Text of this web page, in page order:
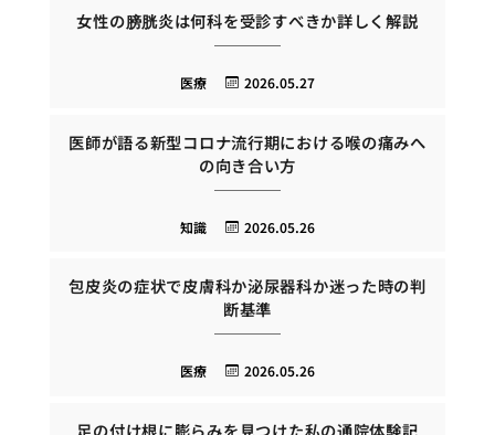
女性の膀胱炎は何科を受診すべきか詳しく解説
2026.05.27
医療
医師が語る新型コロナ流行期における喉の痛みへ
の向き合い方
2026.05.26
知識
包皮炎の症状で皮膚科か泌尿器科か迷った時の判
断基準
2026.05.26
医療
足の付け根に膨らみを見つけた私の通院体験記